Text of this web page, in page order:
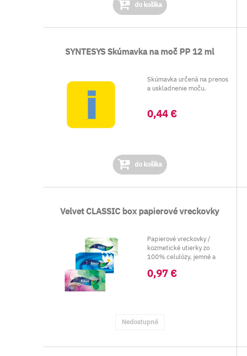
do košíka
SYNTESYS Skúmavka na moč PP 12 ml
Skúmavka určená na prenos
a uskladnenie moču.
0,44 €
do košíka
Velvet CLASSIC box papierové vreckovky
Papierové vreckovky /
kozmetické utierky zo
100% celulózy, jemné a
0,97 €
Nedostupné